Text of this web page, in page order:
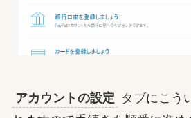
アカウントの設定 タブにこう